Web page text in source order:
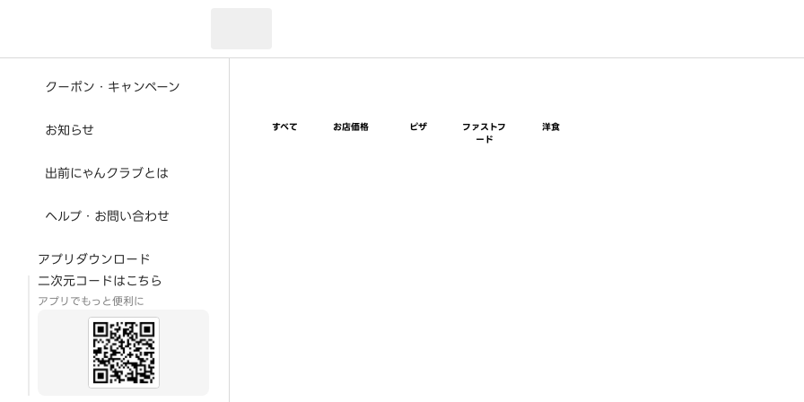
クーポン・キャンペーン
お知らせ
出前にゃんクラブとは
ヘルプ・お問い合わせ
アプリダウンロード
二次元コードはこちら
アプリでもっと便利に
すべて お店価格 ピザ
ファストフ
ード
洋食